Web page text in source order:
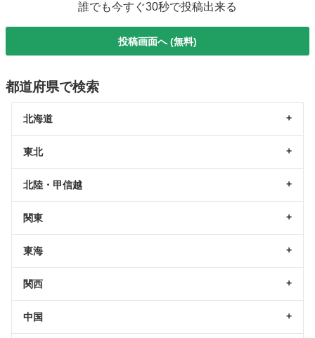
誰でも今すぐ30秒で投稿出来る
投稿画面へ (無料)
都道府県で検索
北海道
東北
北陸・甲信越
関東
東海
関西
中国